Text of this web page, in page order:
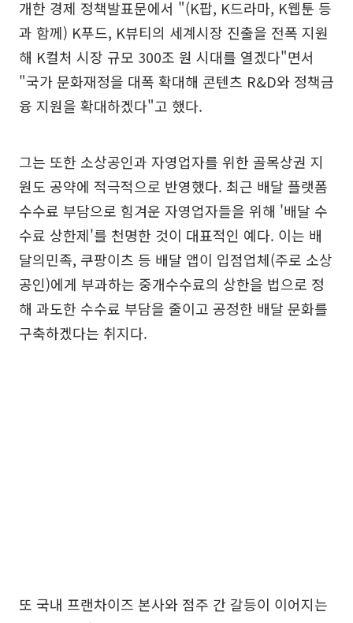
개한 경제 정책발표문에서 "(K팝, K드라마, K웹툰 등
과 함께) K푸드, K뷰티의 세계시장 진출을 전폭 지원
해 K컬처 시장 규모 300조 원 시대를 열겠다"면서
"국가 문화재정을 대폭 확대해 콘텐츠 R&D와 정책금
융 지원을 확대하겠다"고 했다.
그는 또한 소상공인과 자영업자를 위한 골목상권 지
원도 공약에 적극적으로 반영했다. 최근 배달 플랫폼
수수료 부담으로 힘겨운 자영업자들을 위해 '배달 수
수료 상한제'를 천명한 것이 대표적인 예다. 이는 배
달의민족, 쿠팡이츠 등 배달 앱이 입점업체(주로 소상
공인)에게 부과하는 중개수수료의 상한을 법으로 정
해 과도한 수수료 부담을 줄이고 공정한 배달 문화를
구축하겠다는 취지다.
또 국내 프랜차이즈 본사와 점주 간 갈등이 이어지는